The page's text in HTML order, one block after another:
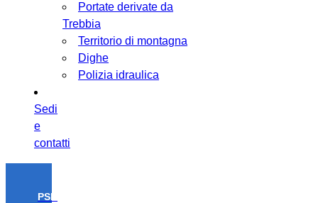
Portate derivate da
Trebbia
Territorio di montagna
Dighe
Polizia idraulica
Sedi
e
contatti
PSR